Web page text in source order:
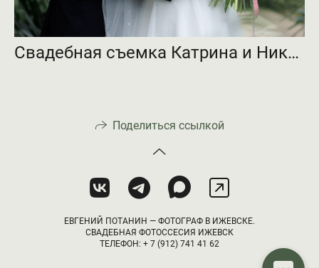
Свадебная съемка Катрина и Никита
Поделиться ссылкой
ЕВГЕНИЙ ПОТАНИН — ФОТОГРАФ В ИЖЕВСКЕ.
СВАДЕБНАЯ ФОТОССЕСИЯ ИЖЕВСК
ТЕЛЕФОН: + 7 (912) 741 41 62